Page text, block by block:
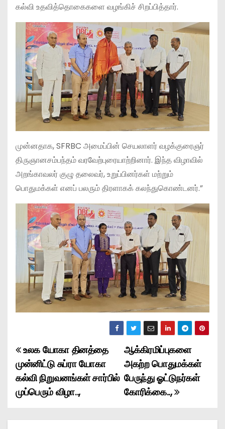
கல்வி உதவித்தொகைகளை வழங்கிச் சிறப்பித்தார்.
​முன்னதாக, SFRBC அமைப்பின் செயலாளர் வழக்குரைஞர்
திருஞானசம்பந்தம் வரவேற்புரையாற்றினார். இந்த விழாவில்
அறங்காவலர் குழு தலைவர், உறுப்பினர்கள் மற்றும்
பொதுமக்கள் எனப் பலரும் திரளாகக் கலந்துகொண்டனர்.”
P
o
s
t
ஆக்கிரமிப்புகளை
அகற்ற பொதுமக்கள்
பேருந்து ஓட்டுநர்கள்
கோரிக்கை..,
உலக யோகா தினத்தை
முன்னிட்டு சுப்ரா யோகா
கல்வி நிறுவனங்கள் சார்பில்
முப்பெரும் விழா..,